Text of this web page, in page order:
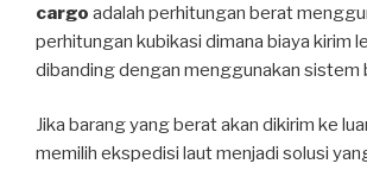
cargo adalah perhitungan berat
perhitungan kubikasi dimana biaya kirim
dibanding dengan menggunakan sistem
Jika barang yang berat akan dikirim ke
memilih ekspedisi laut menjadi solusi